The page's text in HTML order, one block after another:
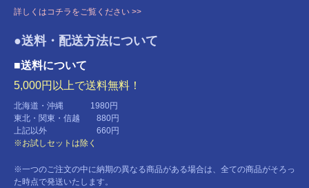
詳しくはコチラをご覧ください >>
●送料・配送方法について
■送料について
5,000円以上で送料無料！
北海道・沖縄 1980円
東北・関東・信越 880円
上記以外 660円
※お試しセットは除く
※一つのご注文の中に納期の異なる商品がある場合は、全ての商品がそろっ
た時点で発送いたします。